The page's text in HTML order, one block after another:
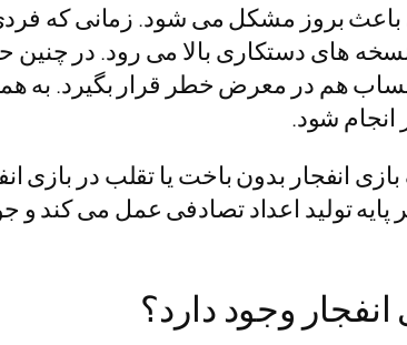
باعث بروز مشکل می شود. زمانی که
های دستکاری بالا می رود. در چنین
هم در معرض خطر قرار بگیرد. به
انجام شود.
انفجار بدون باخت یا تقلب در بازی
پایه تولید اعداد تصادفی عمل می
وجود دارد؟